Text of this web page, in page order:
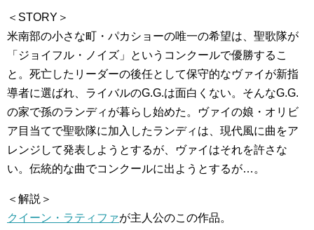
＜STORY＞
米南部の小さな町・パカショーの唯一の希望は、聖歌隊が
「ジョイフル・ノイズ」というコンクールで優勝するこ
と。死亡したリーダーの後任として保守的なヴァイが新指
導者に選ばれ、ライバルのG.G.は面白くない。そんなG.G.
の家で孫のランディが暮らし始めた。ヴァイの娘・オリビ
ア目当てで聖歌隊に加入したランディは、現代風に曲をア
レンジして発表しようとするが、ヴァイはそれを許さな
い。伝統的な曲でコンクールに出ようとするが…。
＜解説＞
クイーン・ラティファが主人公のこの作品。